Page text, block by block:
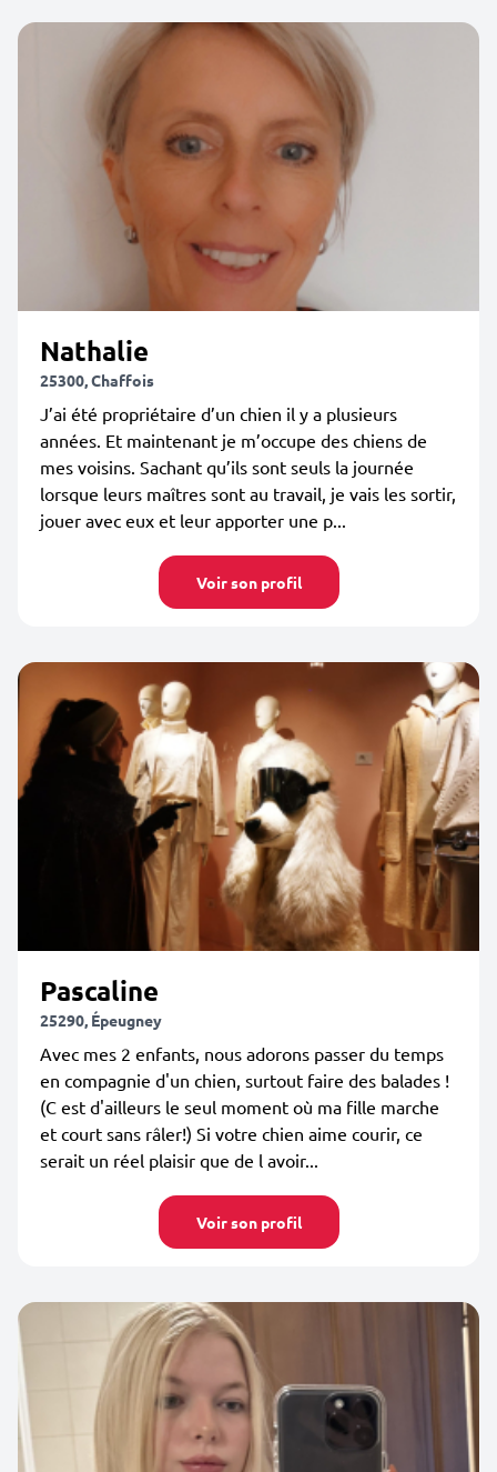
Nathalie
25300, Chaffois
J’ai été propriétaire d’un chien il y a plusieurs
années. Et maintenant je m’occupe des chiens de
mes voisins. Sachant qu’ils sont seuls la journée
lorsque leurs maîtres sont au travail, je vais les sortir,
jouer avec eux et leur apporter une p...
Voir son profil
Pascaline
25290, Épeugney
Avec mes 2 enfants, nous adorons passer du temps
en compagnie d'un chien, surtout faire des balades !
(C est d'ailleurs le seul moment où ma fille marche
et court sans râler!) Si votre chien aime courir, ce
serait un réel plaisir que de l avoir...
Voir son profil